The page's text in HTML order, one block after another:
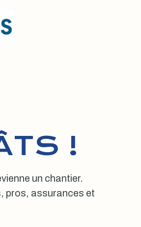
!
un chantier.
pros, assurances et